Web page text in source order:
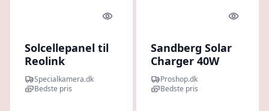
Quick look
Solcellepanel til
Reolink
batteridrevne
kameraer
Specialkamera.dk
Bedste pris
Quick
Sandberg Solar
Charger 40W
LightWeight
Proshop.dk
Bedste pris